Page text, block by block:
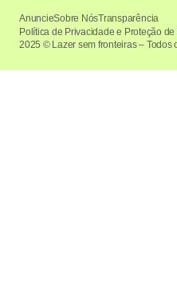
2025 © Lazer sem fronteiras – Todos
AnuncieSobre NósTransparência
Política de Privacidade e Proteção